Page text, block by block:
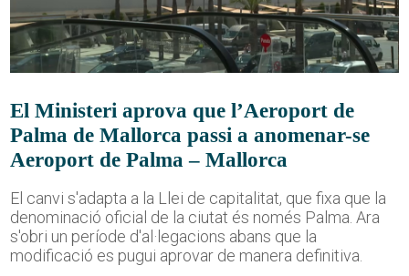
El Ministeri aprova que l’Aeroport de
Palma de Mallorca passi a anomenar-se
Aeroport de Palma – Mallorca
El canvi s'adapta a la Llei de capitalitat, que fixa que la
denominació oficial de la ciutat és només Palma. Ara
s'obri un període d'al·legacions abans que la
modificació es pugui aprovar de manera definitiva.